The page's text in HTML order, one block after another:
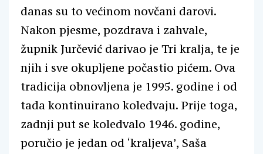
danas su to većinom novčani darovi.
Nakon pjesme, pozdrava i zahvale,
župnik Jurčević darivao je Tri kralja, te je
njih i sve okupljene počastio pićem. Ova
tradicija obnovljena je 1995. godine i od
tada kontinuirano koledvaju. Prije toga,
zadnji put se koledvalo 1946. godine,
poručio je jedan od ‘kraljeva’, Saša